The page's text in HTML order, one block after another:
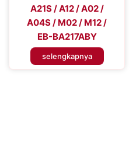
A21S / A12 / A02 /
A04S / M02 / M12 /
EB-BA217ABY
selengkapnya